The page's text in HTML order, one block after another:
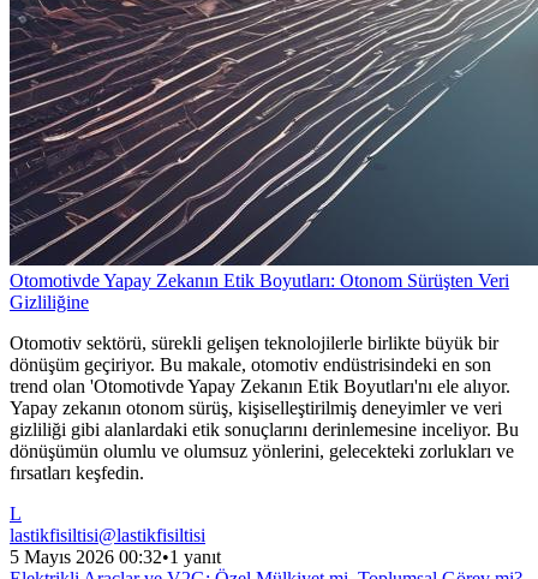
Otomotivde Yapay Zekanın Etik Boyutları: Otonom Sürüşten Veri
Gizliliğine
Otomotiv sektörü, sürekli gelişen teknolojilerle birlikte büyük bir
dönüşüm geçiriyor. Bu makale, otomotiv endüstrisindeki en son
trend olan 'Otomotivde Yapay Zekanın Etik Boyutları'nı ele alıyor.
Yapay zekanın otonom sürüş, kişiselleştirilmiş deneyimler ve veri
gizliliği gibi alanlardaki etik sonuçlarını derinlemesine inceliyor. Bu
dönüşümün olumlu ve olumsuz yönlerini, gelecekteki zorlukları ve
fırsatları keşfedin.
L
lastikfisiltisi@lastikfisiltisi
5 Mayıs 2026 00:32•1 yanıt